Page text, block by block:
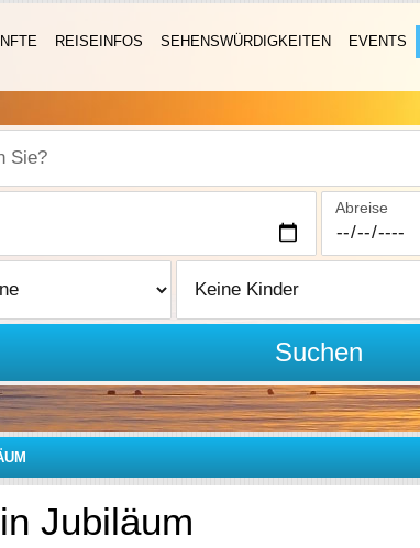
REISEINFOS SEHENSWÜRDIGKEITEN EVENTS
Abreise
Suchen
Jubiläum